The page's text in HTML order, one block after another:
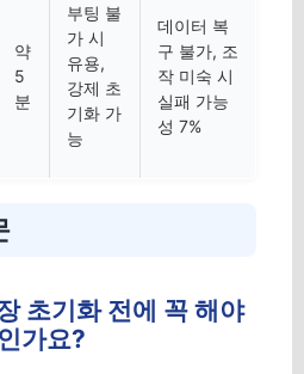
약
5
분
부팅 불
가 시
유용,
강제 초
기화 가
능
데이터 복
구 불가, 조
작 미숙 시
실패 가능
성 7%
초기화 전에 꼭 해야
가요?